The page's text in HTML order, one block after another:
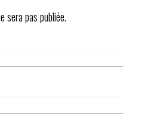
sera pas publiée.